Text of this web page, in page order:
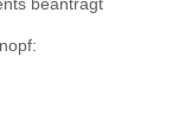
beantragt